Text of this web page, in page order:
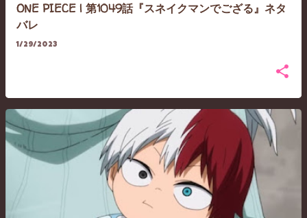
ONE PIECE | 第1049話『スネイクマンでござる』ネタ
バレ
1/29/2023